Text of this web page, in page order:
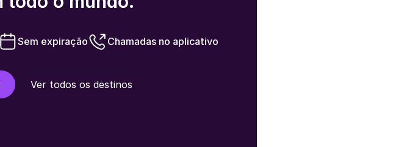
Sem expiração Chamadas no aplicativo
Ver todos os destinos